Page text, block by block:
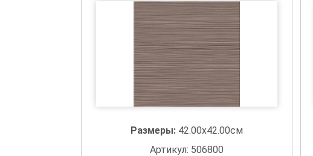
Размеры: 42.00x42.00см
Артикул: 506800